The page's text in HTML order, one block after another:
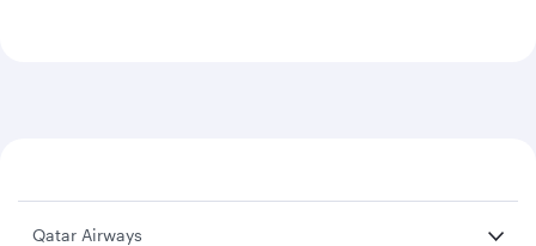
Qatar Airways